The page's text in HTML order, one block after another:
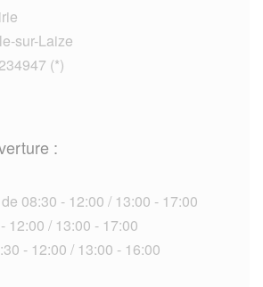
sur-Laize
(*)
:
08:30 - 12:00 / 13:00 - 17:00
12:00 / 13:00 - 17:00
- 12:00 / 13:00 - 16:00